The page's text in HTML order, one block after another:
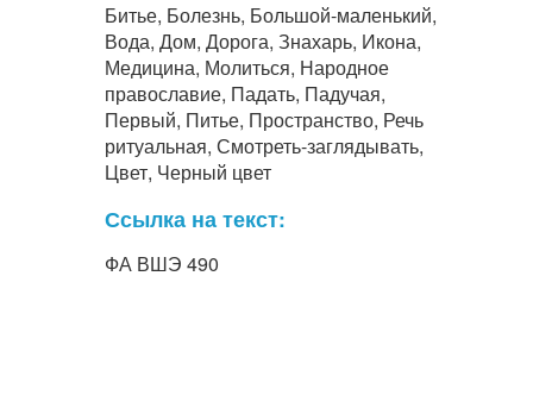
Битье, Болезнь, Большой-маленький,
Вода, Дом, Дорога, Знахарь, Икона,
Медицина, Молиться, Народное
православие, Падать, Падучая,
Первый, Питье, Пространство, Речь
ритуальная, Смотреть-заглядывать,
Цвет, Черный цвет
Ссылка на текст:
ФА ВШЭ 490